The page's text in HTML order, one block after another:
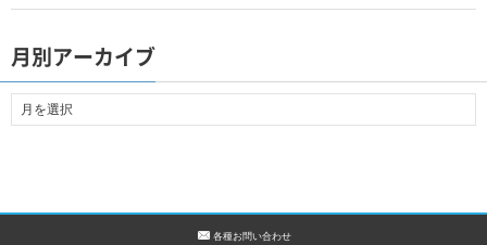
月別アーカイブ
各種お問い合わせ